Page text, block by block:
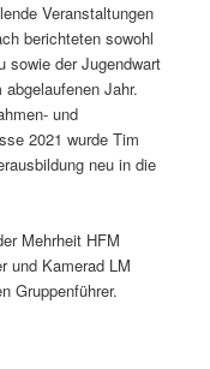
Veranstaltungen
berichteten sowohl
sowie der Jugendwart
Jahr.
und
2021 wurde Tim
neu in die
Mehrheit HFM
und Kamerad LM
Gruppenführer.